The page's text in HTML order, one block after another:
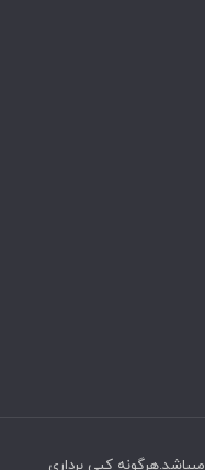
©کلیه حقوق متعلق به 3sotweb.com میباشد.هرگونه کپی برداری